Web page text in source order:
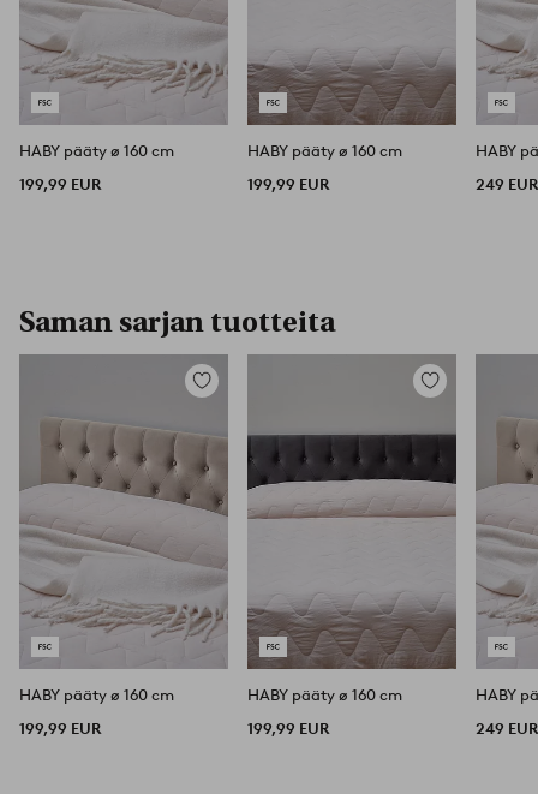
HABY pääty ø 160 cm
199,99 EUR
HABY pääty ø 160 cm
199,99 EUR
HABY
249 EUR
Saman sarjan tuotteita
Lisää
HABY pääty ø 160 cm
199,99 EUR
Lisää
HABY pääty ø 160 cm
199,99 EUR
HABY
249 EUR